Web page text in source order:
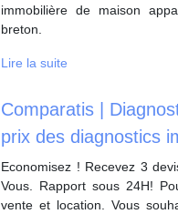
immobilière de maison
breton.
Lire la suite
Comparatis |
prix des diagnostics
Economisez ! Recevez 3
Vous. Rapport sous 24H!
vente et location. Vous